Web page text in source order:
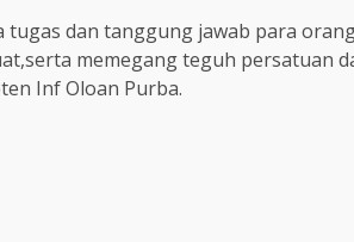
dan tanggung jawab para
memegang teguh persatuan
Inf Oloan Purba.